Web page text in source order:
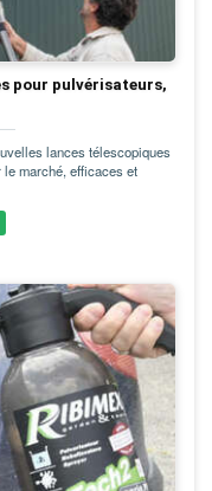
pour pulvérisateurs,
lances télescopiques
marché, efficaces et